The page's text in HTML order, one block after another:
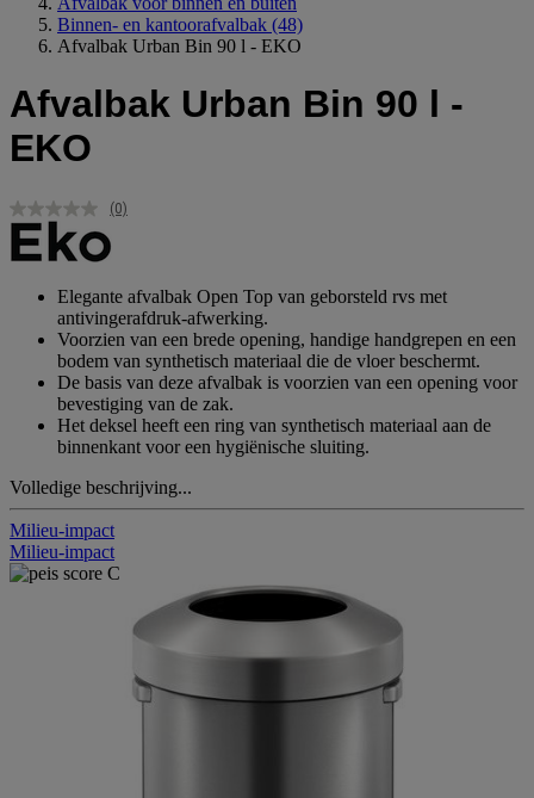
Binnen- en kantoorafvalbak (48)
Afvalbak Urban Bin 90 l - EKO
Afvalbak Urban Bin 90 l -
EKO
Geen
Dezelfde
(0)
Elegante afvalbak Open Top van geborsteld rvs met
antivingerafdruk-afwerking.
Voorzien van een brede opening, handige handgrepen en een
bodem van synthetisch materiaal die de vloer beschermt.
De basis van deze afvalbak is voorzien van een opening voor
bevestiging van de zak.
Het deksel heeft een ring van synthetisch materiaal aan de
binnenkant voor een hygiënische sluiting.
Volledige beschrijving...
Milieu-impact
Milieu-impact